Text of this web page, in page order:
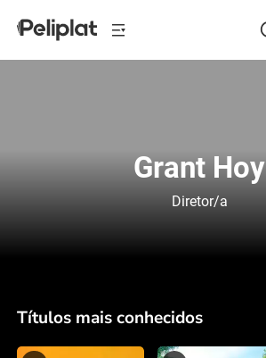
Grant Hoy
Diretor/a
Títulos mais conhecidos